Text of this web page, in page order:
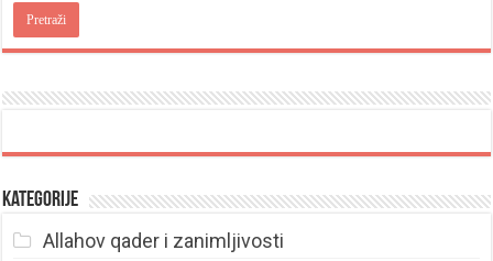
Kategorije
Allahov qader i zanimljivosti